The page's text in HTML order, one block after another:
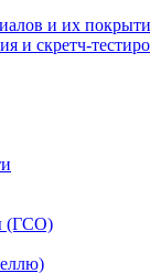
и их
и скретч-
(ГСО)